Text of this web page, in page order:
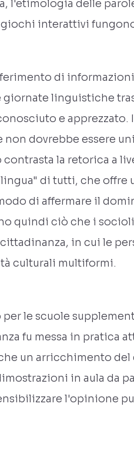
l'etimologia delle
interattivi
di
giornate linguistiche
e
dovrebbe essere
la retorica a
di tutti, che
di affermare il
quindi ciò che i
in cui le
culturali multiformi.
le scuole
fu messa in pratica
un arricchimento
in aula da
l'opinione